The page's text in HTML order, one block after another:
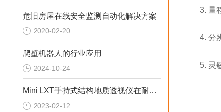
危旧房屋在线安全监测自动化解决方案
2020-02-20
爬壁机器人的行业应用
2024-10-24
Mini LXT手持式结构地质透视仪在耐火材料检测中的应用
2023-02-12
3. 量
4. 分
5. 灵